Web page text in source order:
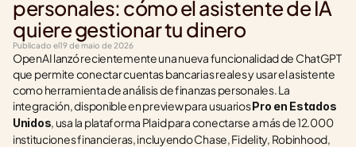
personales: cómo el asistente de IA
quiere gestionar tu dinero
Publicado el19 de maio de 2026
OpenAI lanzó recientemente una nueva funcionalidad de ChatGPT
que permite conectar cuentas bancarias reales y usar el asistente
como herramienta de análisis de finanzas personales. La
integración, disponible en preview para usuarios Pro en Estados
Unidos, usa la plataforma Plaid para conectarse a más de 12.000
instituciones financieras, incluyendo Chase, Fidelity, Robinhood,